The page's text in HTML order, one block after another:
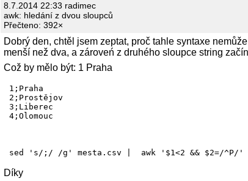
8.7.2014 22:33 radimec
awk: hledání z dvou sloupců
Přečteno: 392×
Dobrý den, chtěl jsem zeptat, proč tahle syntaxe
menší než dva, a zároveń z druhého sloupce string
Což by mělo být: 1 Praha
1;Praha
2;Prostějov
3;Liberec
4;Olomouc
Díky